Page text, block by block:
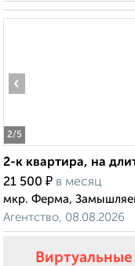
2/5
‹
2-к квартира, на
21 500 ₽ в месяц
мкр. Ферма,
Агентство, 08.08.2026